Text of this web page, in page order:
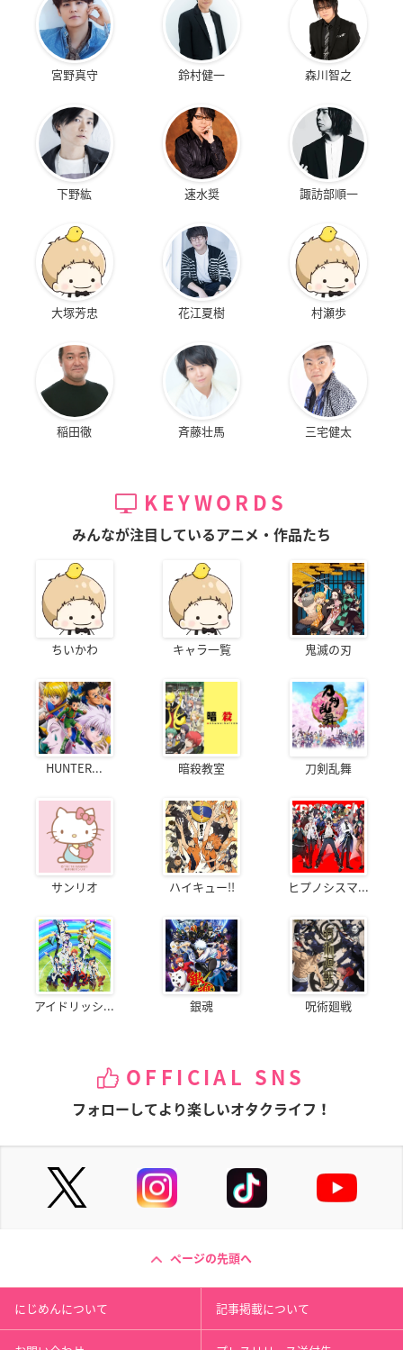
宮野真守 鈴村健一 森川智之
下野紘 速水奨 諏訪部順一
大塚芳忠 花江夏樹 村瀬歩
稲田徹 斉藤壮馬 三宅健太
KEYWORDS
みんなが注目しているアニメ・作品たち
ちいかわ キャラ一覧 鬼滅の刃
HUNTER... 暗殺教室 刀剣乱舞
サンリオ ハイキュー!! ヒプノシスマ...
アイドリッシ... 銀魂 呪術廻戦
OFFICIAL SNS
フォローしてより楽しいオタクライフ！
ページの先頭へ
にじめんについて 記事掲載について